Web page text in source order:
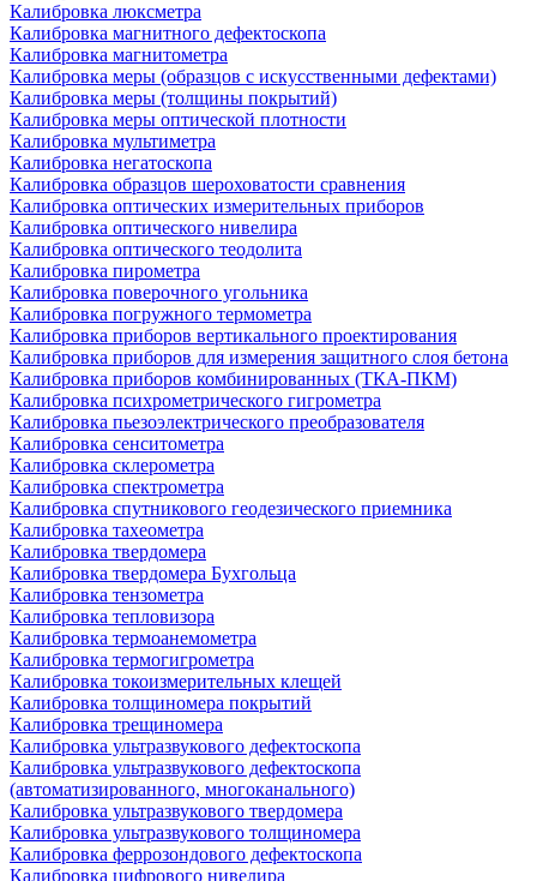
Калибровка люксметра
Калибровка магнитного дефектоскопа
Калибровка магнитометра
Калибровка меры (образцов с искусственными дефектами)
Калибровка меры (толщины покрытий)
Калибровка меры оптической плотности
Калибровка мультиметра
Калибровка негатоскопа
Калибровка образцов шероховатости сравнения
Калибровка оптических измерительных приборов
Калибровка оптического нивелира
Калибровка оптического теодолита
Калибровка пирометра
Калибровка поверочного угольника
Калибровка погружного термометра
Калибровка приборов вертикального проектирования
Калибровка приборов для измерения защитного слоя бетона
Калибровка приборов комбинированных (ТКА-ПКМ)
Калибровка психрометрического гигрометра
Калибровка пьезоэлектрического преобразователя
Калибровка сенситометра
Калибровка склерометра
Калибровка спектрометра
Калибровка спутникового геодезического приемника
Калибровка тахеометра
Калибровка твердомера
Калибровка твердомера Бухгольца
Калибровка тензометра
Калибровка тепловизора
Калибровка термоанемометра
Калибровка термогигрометра
Калибровка токоизмерительных клещей
Калибровка толщиномера покрытий
Калибровка трещиномера
Калибровка ультразвукового дефектоскопа
Калибровка ультразвукового дефектоскопа
(автоматизированного, многоканального)
Калибровка ультразвукового твердомера
Калибровка ультразвукового толщиномера
Калибровка феррозондового дефектоскопа
Калибровка цифрового нивелира